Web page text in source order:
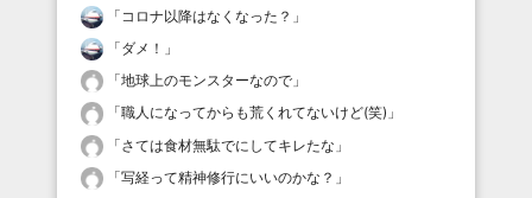
「 コロナ以降はなくなった？ 」
「ダメ！ 」
「地球上のモンスターなので 」
「職人になってからも荒くれてないけど(笑) 」
「さては食材無駄でにしてキレたな 」
「写経って精神修行にいいのかな？ 」